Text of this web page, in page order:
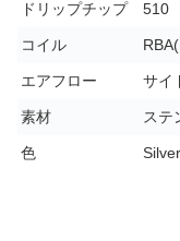
ドリップチップ 510
コイル
エアフロー サイ
素材 ステ
色 Silver